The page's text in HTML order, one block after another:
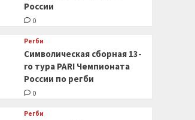
России
0
Регби
Символическая сборная 13-
го тура PARI Чемпионата
России по регби
0
Регби